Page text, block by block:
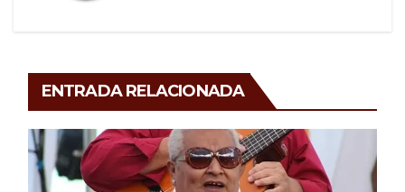
ENTRADA RELACIONADA